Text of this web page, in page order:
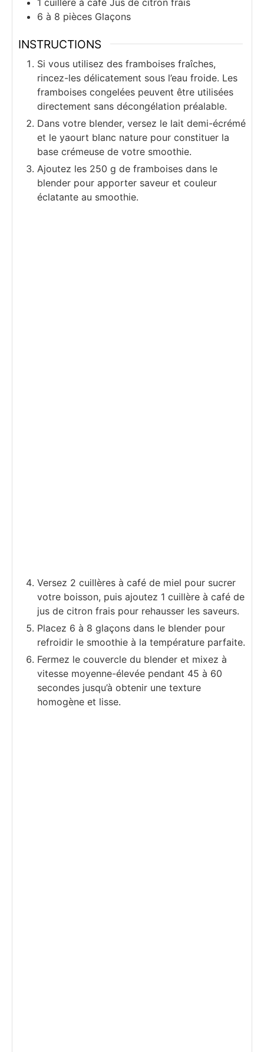
6 à 8 pièces Glaçons
INSTRUCTIONS
Si vous utilisez des framboises fraîches,
rincez-les délicatement sous l’eau froide. Les
framboises congelées peuvent être utilisées
directement sans décongélation préalable.
Dans votre blender, versez le lait demi-écrémé
et le yaourt blanc nature pour constituer la
base crémeuse de votre smoothie.
Ajoutez les 250 g de framboises dans le
blender pour apporter saveur et couleur
éclatante au smoothie.
Versez 2 cuillères à café de miel pour sucrer
votre boisson, puis ajoutez 1 cuillère à café de
jus de citron frais pour rehausser les saveurs.
Placez 6 à 8 glaçons dans le blender pour
refroidir le smoothie à la température parfaite.
Fermez le couvercle du blender et mixez à
vitesse moyenne-élevée pendant 45 à 60
secondes jusqu’à obtenir une texture
homogène et lisse.